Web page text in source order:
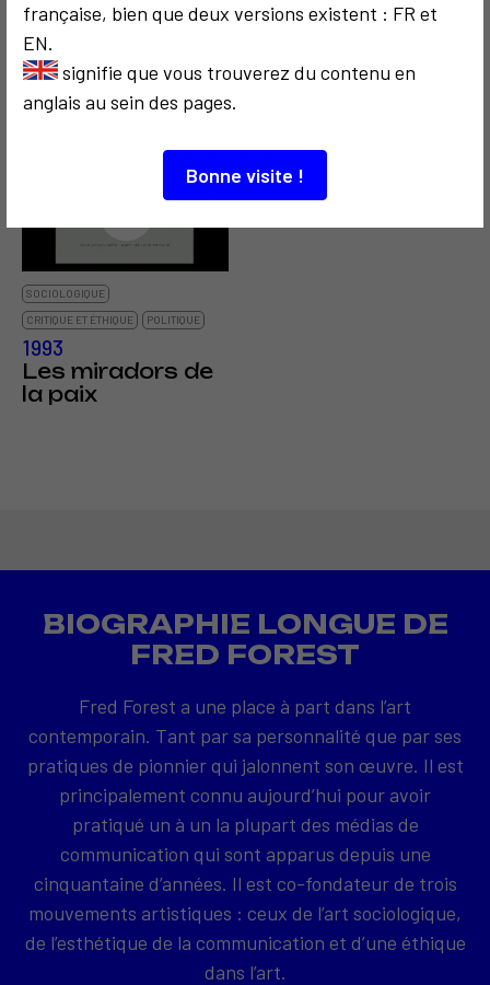
française, bien que deux versions existent : FR et
EN.
signifie que vous trouverez du contenu en
anglais au sein des pages.
Bonne visite !
1991
Fred Forest
Président de la
TV nationale
bulgare
corps
3
SOCIOLOGIQUE
CRITIQUE ET ÉTHIQUE
POLITIQUE
1993
Les miradors de
la paix
BIOGRAPHIE LONGUE DE
FRED FOREST
Fred Forest a une place à part dans l’art
contemporain. Tant par sa personnalité que par ses
pratiques de pionnier qui jalonnent son œuvre. Il est
principalement connu aujourd’hui pour avoir
pratiqué un à un la plupart des médias de
communication qui sont apparus depuis une
cinquantaine d’années. Il est co-fondateur de trois
mouvements artistiques : ceux de l’art sociologique,
de l’esthétique de la communication et d’une éthique
dans l’art.